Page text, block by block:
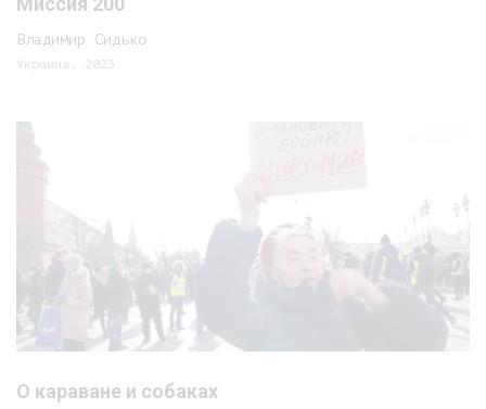
Владимир Сидько
Украина, 2023
О караване и собаках